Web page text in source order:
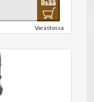
Varastossa